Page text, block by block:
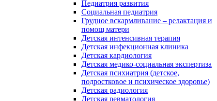
Педиатрия развития
Социальная педиатрия
Грудное вскармливание – релактация и
помощ матери
Детская интенсивная терапия
Детская инфекционная клиника
Детская кардиология
Детская медико-социальная экспертиза
Детская психиатрия (детское,
подростковое и психическое здоровье)
Детская радиология
Детская ревматология